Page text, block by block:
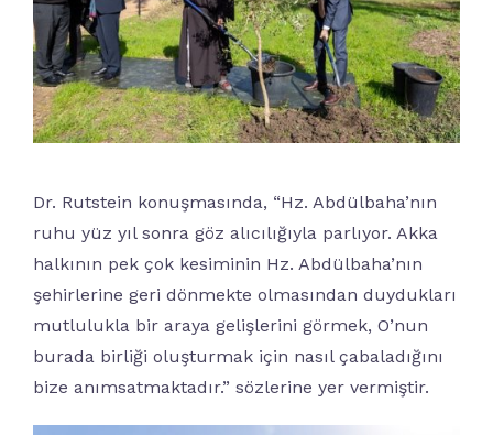
Dr. Rutstein konuşmasında, “Hz. Abdülbaha’nın
ruhu yüz yıl sonra göz alıcılığıyla parlıyor. Akka
halkının pek çok kesiminin Hz. Abdülbaha’nın
şehirlerine geri dönmekte olmasından duydukları
mutlulukla bir araya gelişlerini görmek, O’nun
burada birliği oluşturmak için nasıl çabaladığını
bize anımsatmaktadır.” sözlerine yer vermiştir.